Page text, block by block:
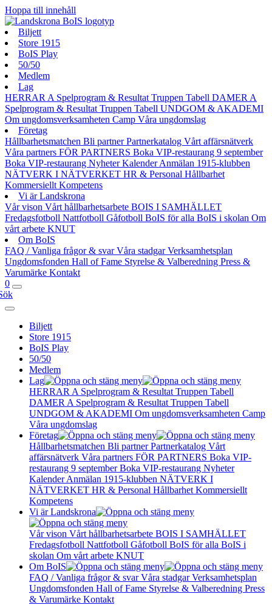
Hoppa till innehåll
Biljett
Store 1915
BoIS Play
50/50
Medlem
Lag
HERRAR A Spelprogram & Resultat Truppen Tabell DAMER A
Spelprogram & Resultat Truppen Tabell UNDGOM & AKADEMI
Om ungdomsverksamheten Camp Våra ungdomslag
Företag
Hållbarhetsmatchen Bli partnerPartnerkatalog Vårt affärsnätverk
Våra partners FÖR PARTNERS Boka VIP-restaurang 9 september
Boka VIP-restaurang NyheterKalenderAnmälan 1915-klubben
NÄTVERK I NÄTVERKET HR & Personal Hållbarhet
Kommersiellt Kompetens
Vi är Landskrona
Vår vison Vårt hållbarhetsarbete BOIS I SAMHÄLLET
Fredagsfotboll Nattfotboll Gåfotboll BoIS för alla BoIS i skolan Om
vårt arbete KNUT
Om BoIS
FAQ / Vanliga frågor & svarVåra stadgarVerksamhetsplan
Ungdomsfonden Hall of Fame Styrelse & Valberedning Press &
Varumärke Kontakt
0
Biljett
Store 1915
BoIS Play
50/50
Medlem
Lag
HERRAR A Spelprogram & Resultat Truppen Tabell
DAMER A Spelprogram & Resultat Truppen Tabell
UNDGOM & AKADEMI Om ungdomsverksamheten Camp
Våra ungdomslag
Företag
Hållbarhetsmatchen Bli partnerPartnerkatalog Vårt
affärsnätverk Våra partners FÖR PARTNERS Boka VIP-
restaurang 9 septemberBoka VIP-restaurang Nyheter
KalenderAnmälan 1915-klubben NÄTVERK I
NÄTVERKET HR & Personal Hållbarhet Kommersiellt
Kompetens
Vi är Landskrona
Vår vison Vårt hållbarhetsarbete BOIS I SAMHÄLLET
Fredagsfotboll Nattfotboll Gåfotboll BoIS för alla BoIS i
skolan Om vårt arbete KNUT
Om BoIS
FAQ / Vanliga frågor & svarVåra stadgarVerksamhetsplan
Ungdomsfonden Hall of Fame Styrelse & Valberedning Press
& Varumärke Kontakt